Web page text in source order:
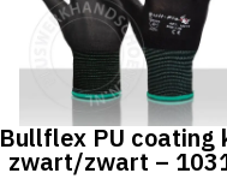
Bullflex PU coating
zwart/zwart –